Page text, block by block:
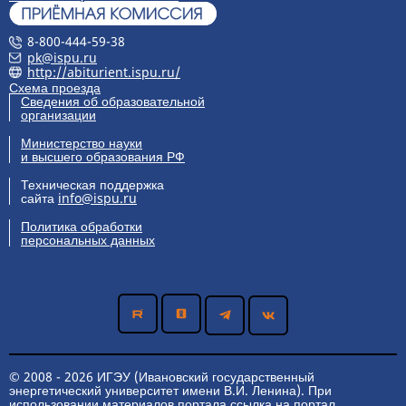
РЕЖИМ РАБОТЫ:
понедельник-четверг: 8:30 –
150 до 30 000 руб.
Преподаватель цикла
спутниковой связи
Военный учебный
проводить все виды учебных
занятий, к проведению
которых он допущен;
проводить в течение
семестра еженедельные
консультации обучающихся в
8-800-444-59-38
pk@ispu.ru
http://abiturient.ispu.ru/
Схема проезда
Сведения об образовательной
организации
Министерство науки
и высшего образования РФ
Техническая поддержка
сайта info@ispu.ru
Политика обработки
персональных данных
© 2008 - 2026 ИГЭУ (Ивановский государственный
энергетический университет имени В.И. Ленина). При